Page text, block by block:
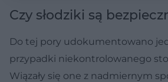
Czy słodziki są
Do tej pory udokumentowano
przypadki niekontrolowanego
Wiązały się one z nadmiernym